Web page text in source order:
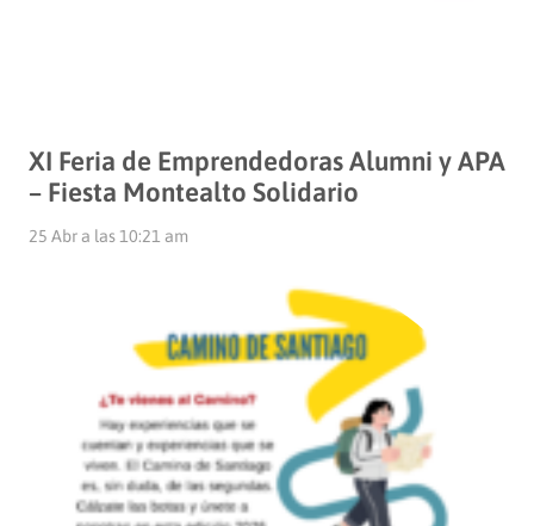
XI Feria de Emprendedoras Alumni y APA
– Fiesta Montealto Solidario
25 Abr a las 10:21 am